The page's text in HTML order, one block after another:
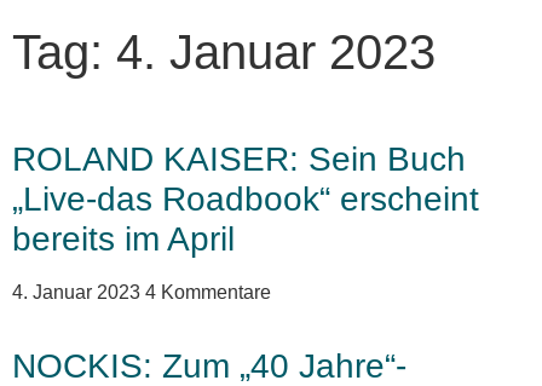
Tag: 4. Januar 2023
ROLAND KAISER: Sein Buch
„Live-das Roadbook“ erscheint
bereits im April
4. Januar 2023 4 Kommentare
NOCKIS: Zum „40 Jahre“-